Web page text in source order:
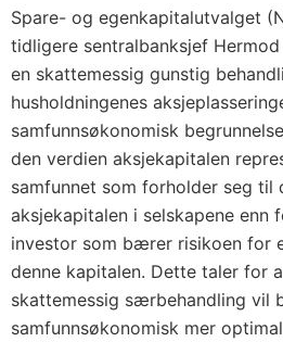
Spare- og egenkapitalutvalget
tidligere sentralbanksjef
en skattemessig gunstig
husholdningenes
samfunnsøkonomisk
den verdien aksjekapitalen
samfunnet som forholder seg til
aksjekapitalen i selskapene enn
investor som bærer risikoen for
denne kapitalen. Dette taler for
skattemessig særbehandling vil
samfunnsøkonomisk mer